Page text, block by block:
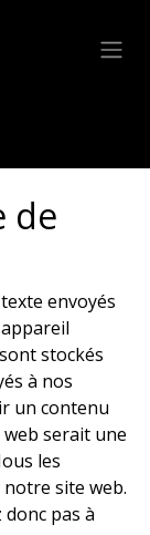
de
envoyés
stockés
à nos
un contenu
serait une
les
site web.
pas à